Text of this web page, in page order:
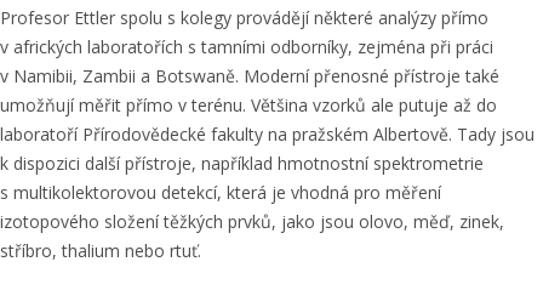
Profesor Ettler spolu s kolegy provádějí některé analýzy přímo
v afrických laboratořích s tamními odborníky, zejména při práci
v Namibii, Zambii a Botswaně. Moderní přenosné přístroje také
umožňují měřit přímo v terénu. Většina vzorků ale putuje až do
laboratoří Přírodovědecké fakulty na pražském Albertově. Tady jsou
k dispozici další přístroje, například hmotnostní spektrometrie
s multikolektorovou detekcí, která je vhodná pro měření
izotopového složení těžkých prvků, jako jsou olovo, měď, zinek,
stříbro, thalium nebo rtuť.